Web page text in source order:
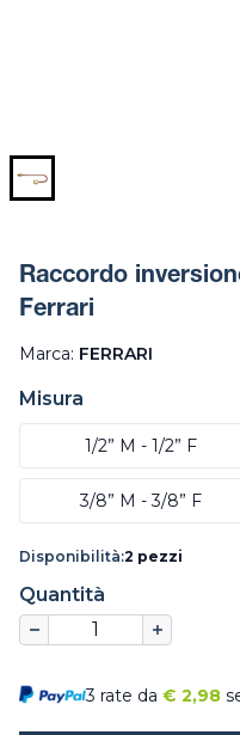
Raccordo
Ferrari
Marca: FERRARI
Misura
1/2” M - 1/2” F
3/8” M - 3/8” F
Disponibilità:2 pezzi
Quantità
3 rate da € 2,98